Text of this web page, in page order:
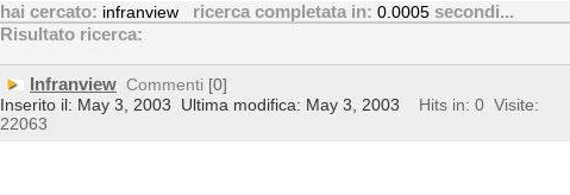
hai cercato: infranview ricerca completata in:0.0005 secondi...
Risultato ricerca:
Infranview Commenti [0]
Inserito il: May 3, 2003 Ultima modifica: May 3, 2003 Hits in: 0 Visite:
22063